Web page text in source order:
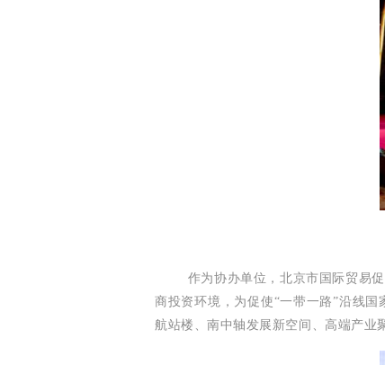
作为协办单位，北京市国际贸易
商投资环境，为促使“一带一路”沿线
航站楼、南中轴发展新空间、高端产业